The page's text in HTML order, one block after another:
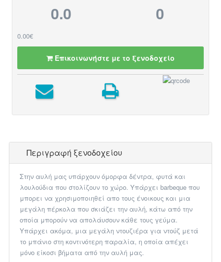
0.0 0
0.00€
Επικοινωνήστε με το ξενοδοχείο
Περιγραφή ξενοδοχείου
Στην αυλή μας υπάρχουν όμορφα δέντρα, φυτά και
λουλούδια που στολίζουν το χώρο. Υπάρχει barbeque που
μπορει να χρησιμοποιηθεί απο τους ένοικους και μια
μεγάλη πέρκολα που σκιάζει την αυλή, κάτω από την
οποία μπορούν να απολάυσουν κάθε τους γεύμα.
Υπάρχει ακόμα, μια μεγάλη ντουζιέρα για ντούζ μετά
το μπάνιο στη κοντινότερη παραλία, η οποία απέχει
μόνο είκοσι βήματα από την αυλή μας.